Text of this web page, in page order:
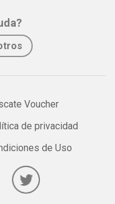
Voucher
de privacidad
de Uso